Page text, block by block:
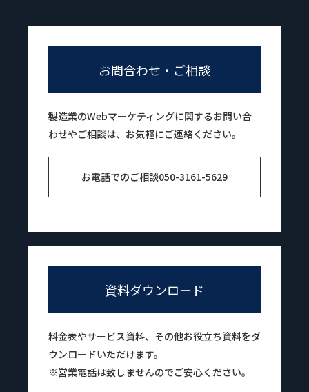
お問合わせ・ご相談
製造業のWebマーケティングに関するお問い合
わせやご相談は、お気軽にご連絡ください。
お電話でのご相談050-3161-5629
資料ダウンロード
料金表やサービス資料、その他お役立ち資料をダ
ウンロードいただけます。
※営業電話は致しませんのでご安心ください。